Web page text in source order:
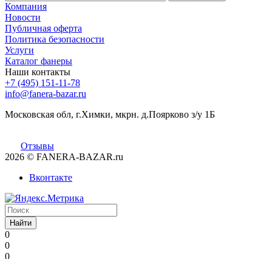
Компания
Новости
Публичная оферта
Политика безопасности
Услуги
Каталог фанеры
Наши контакты
+7 (495) 151-11-78
info@fanera-bazar.ru
Московская обл, г.Химки, мкрн. д.Поярково з/у 1Б
Отзывы
2026 © FANERA-BAZAR.ru
Вконтакте
Найти
0
0
0